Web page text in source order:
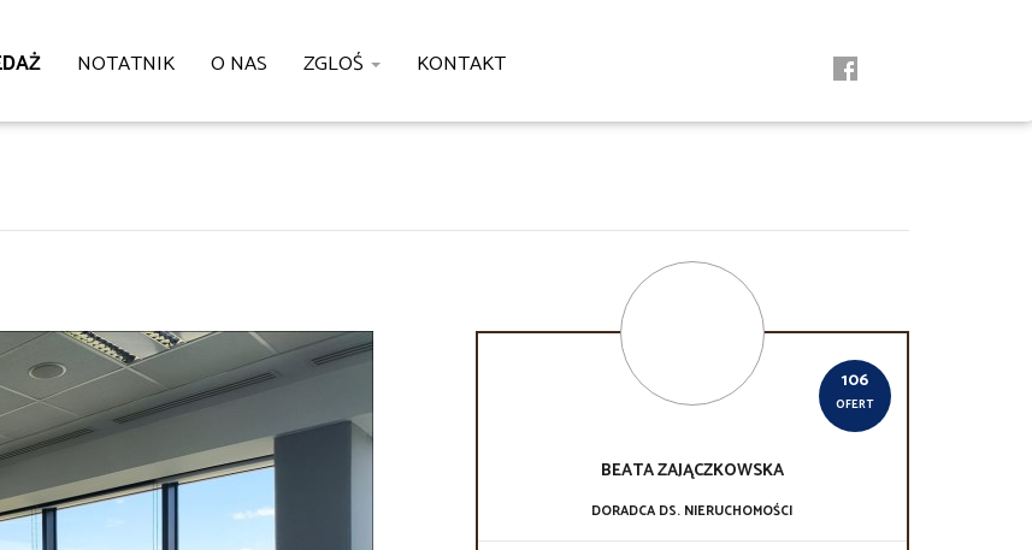
NOTATNIK O NAS ZGLOŚ KONTAKT
106
OFERT
BEATAZAJĄCZKOWSKA
DORADCA DS. NIERUCHOMOŚCI